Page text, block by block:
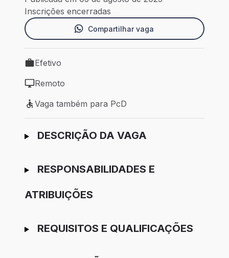
Inscrições encerradas
Compartilhar vaga
Tipo de vaga: Efetivo
Efetivo
Modelo de trabalho: Remoto
Remoto
Vaga também para PcD
Vaga também para PcD
Ir para candidatura
DESCRIÇÃO DA VAGA
RESPONSABILIDADES E
ATRIBUIÇÕES
REQUISITOS E QUALIFICAÇÕES